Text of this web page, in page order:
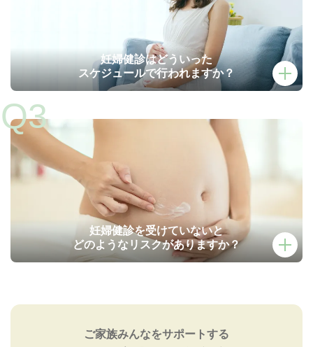
ついて相談することで、妊娠期間を心身ともに安心して過ごして
妊婦健診はどういった
スケジュールで行われますか？
一般的なスケジュールの概要は以下の通りです。(お母さんの
妊娠経過や健康状態によって頻度が異なる場合もあります。)
・妊娠初期～妊娠23週目
：4週間に1回
・妊娠24週目～妊娠35週目
・妊娠36週目以降
：1週間に1回
：1週間に2回
妊婦健診を受けていないと
どのようなリスクがありますか？
に重い病気にかかることがあります。
症状が進んでからでは、治療は困難ですので、安全なお産のため
ご家族みんなをサポートする